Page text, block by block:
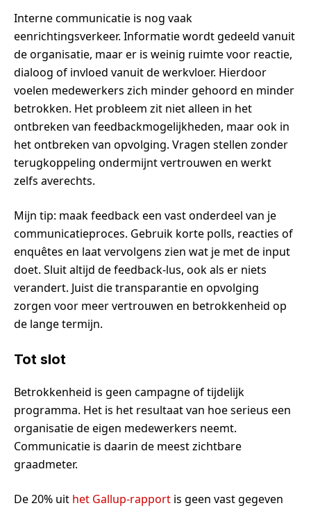
Interne communicatie is nog vaak
eenrichtingsverkeer. Informatie wordt gedeeld vanuit
de organisatie, maar er is weinig ruimte voor reactie,
dialoog of invloed vanuit de werkvloer. Hierdoor
voelen medewerkers zich minder gehoord en minder
betrokken. Het probleem zit niet alleen in het
ontbreken van feedbackmogelijkheden, maar ook in
het ontbreken van opvolging. Vragen stellen zonder
terugkoppeling ondermijnt vertrouwen en werkt
zelfs averechts.
Mijn tip: maak feedback een vast onderdeel van je
communicatieproces. Gebruik korte polls, reacties of
enquêtes en laat vervolgens zien wat je met de input
doet. Sluit altijd de feedback-lus, ook als er niets
verandert. Juist die transparantie en opvolging
zorgen voor meer vertrouwen en betrokkenheid op
de lange termijn.
Tot slot
Betrokkenheid is geen campagne of tijdelijk
programma. Het is het resultaat van hoe serieus een
organisatie de eigen medewerkers neemt.
Communicatie is daarin de meest zichtbare
graadmeter.
De 20% uit het Gallup-rapport is geen vast gegeven